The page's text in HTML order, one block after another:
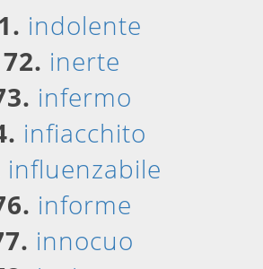
indolente
72. inerte
infermo
infiacchito
influenzabile
informe
innocuo